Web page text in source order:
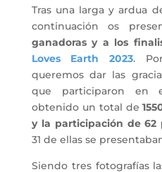
Tras una larga y ardua
continuación os
ganadoras y a los
Loves Earth 2023.
queremos dar las
que participaron en
obtenido un total de
y la participación de 62
31 de ellas se
Siendo tres fotografías